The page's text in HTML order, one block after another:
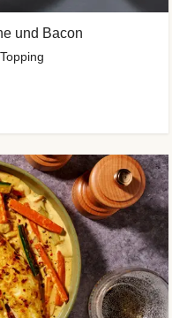
und Bacon